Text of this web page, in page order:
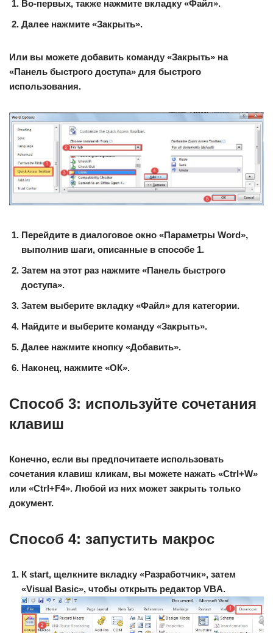
Во-первых, также нажмите вкладку «Файл».
Далее нажмите «Закрыть».
Или вы можете добавить команду «Закрыть» на
«Панель быстрого доступа» для быстрого
использования.
Перейдите в диалоговое окно «Параметры Word»,
выполнив шаги, описанные в способе 1.
Затем на этот раз нажмите «Панель быстрого
доступа».
Затем выберите вкладку «Файл» для категории.
Найдите и выберите команду «Закрыть».
Далее нажмите кнопку «Добавить».
Наконец, нажмите «ОК».
Способ 3: используйте сочетания
клавиш
Конечно, если вы предпочитаете использовать
сочетания клавиш кликам, вы можете нажать «Ctrl+W»
или «Ctrl+F4». Любой из них может закрыть только
документ.
Способ 4: запустить макрос
К start, щелкните вкладку «Разработчик», затем
«Visual Basic», чтобы открыть редактор VBA.